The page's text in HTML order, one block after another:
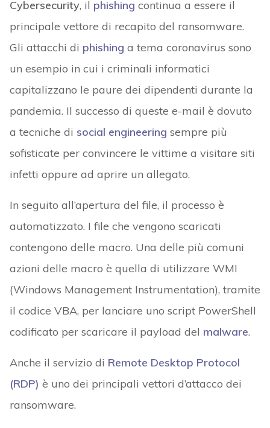
Cybersecurity, il phishing continua a essere il
principale vettore di recapito del ransomware.
Gli attacchi di phishing a tema coronavirus sono
un esempio in cui i criminali informatici
capitalizzano le paure dei dipendenti durante la
pandemia. Il successo di queste e-mail è dovuto
a tecniche di social engineering sempre più
sofisticate per convincere le vittime a visitare siti
infetti oppure ad aprire un allegato.
In seguito all’apertura del file, il processo è
automatizzato. I file che vengono scaricati
contengono delle macro. Una delle più comuni
azioni delle macro è quella di utilizzare WMI
(Windows Management Instrumentation), tramite
il codice VBA, per lanciare uno script PowerShell
codificato per scaricare il payload del malware.
Anche il servizio di Remote Desktop Protocol
(RDP) è uno dei principali vettori d’attacco dei
ransomware.